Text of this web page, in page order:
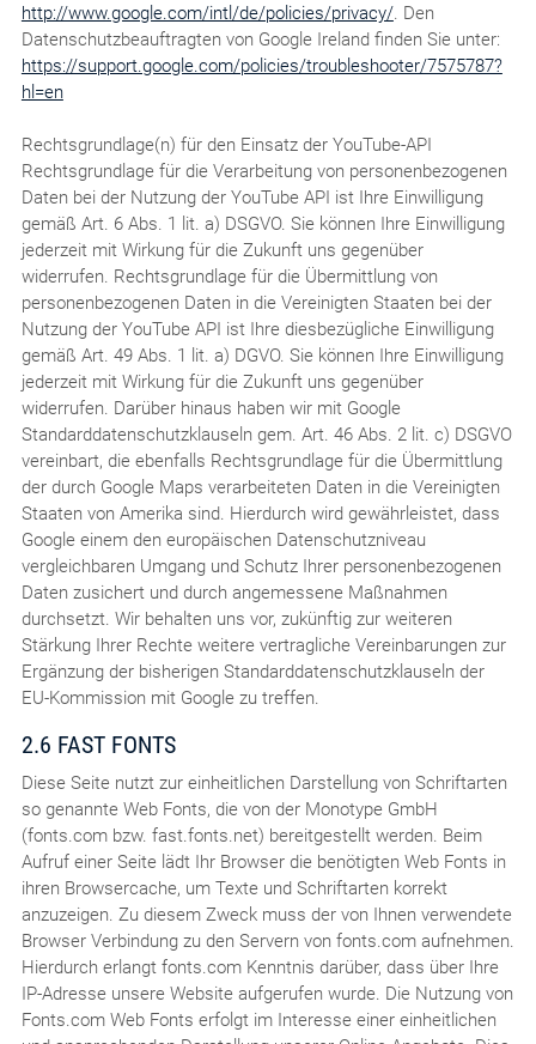
http://www.google.com/intl/de/policies/privacy/. Den
Datenschutzbeauftragten von Google Ireland finden Sie unter:
https://support.google.com/policies/troubleshooter/7575787?
hl=en
Rechtsgrundlage(n) für den Einsatz der YouTube-API
Rechtsgrundlage für die Verarbeitung von personenbezogenen
Daten bei der Nutzung der YouTube API ist Ihre Einwilligung
gemäß Art. 6 Abs. 1 lit. a) DSGVO. Sie können Ihre Einwilligung
jederzeit mit Wirkung für die Zukunft uns gegenüber
widerrufen. Rechtsgrundlage für die Übermittlung von
personenbezogenen Daten in die Vereinigten Staaten bei der
Nutzung der YouTube API ist Ihre diesbezügliche Einwilligung
gemäß Art. 49 Abs. 1 lit. a) DGVO. Sie können Ihre Einwilligung
jederzeit mit Wirkung für die Zukunft uns gegenüber
widerrufen. Darüber hinaus haben wir mit Google
Standarddatenschutzklauseln gem. Art. 46 Abs. 2 lit. c) DSGVO
vereinbart, die ebenfalls Rechtsgrundlage für die Übermittlung
der durch Google Maps verarbeiteten Daten in die Vereinigten
Staaten von Amerika sind. Hierdurch wird gewährleistet, dass
Google einem den europäischen Datenschutzniveau
vergleichbaren Umgang und Schutz Ihrer personenbezogenen
Daten zusichert und durch angemessene Maßnahmen
durchsetzt. Wir behalten uns vor, zukünftig zur weiteren
Stärkung Ihrer Rechte weitere vertragliche Vereinbarungen zur
Ergänzung der bisherigen Standarddatenschutzklauseln der
EU-Kommission mit Google zu treffen.
2.6 FAST FONTS
Diese Seite nutzt zur einheitlichen Darstellung von Schriftarten
so genannte Web Fonts, die von der Monotype GmbH
(fonts.com bzw. fast.fonts.net) bereitgestellt werden. Beim
Aufruf einer Seite lädt Ihr Browser die benötigten Web Fonts in
ihren Browsercache, um Texte und Schriftarten korrekt
anzuzeigen. Zu diesem Zweck muss der von Ihnen verwendete
Browser Verbindung zu den Servern von fonts.com aufnehmen.
Hierdurch erlangt fonts.com Kenntnis darüber, dass über Ihre
IP-Adresse unsere Website aufgerufen wurde. Die Nutzung von
Fonts.com Web Fonts erfolgt im Interesse einer einheitlichen